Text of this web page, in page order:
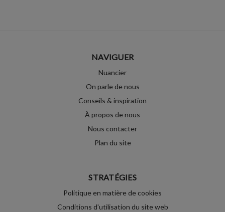
NAVIGUER
Nuancier
On parle de nous
Conseils & inspiration
À propos de nous
Nous contacter
Plan du site
STRATÉGIES
Politique en matière de cookies
Conditions d'utilisation du site web